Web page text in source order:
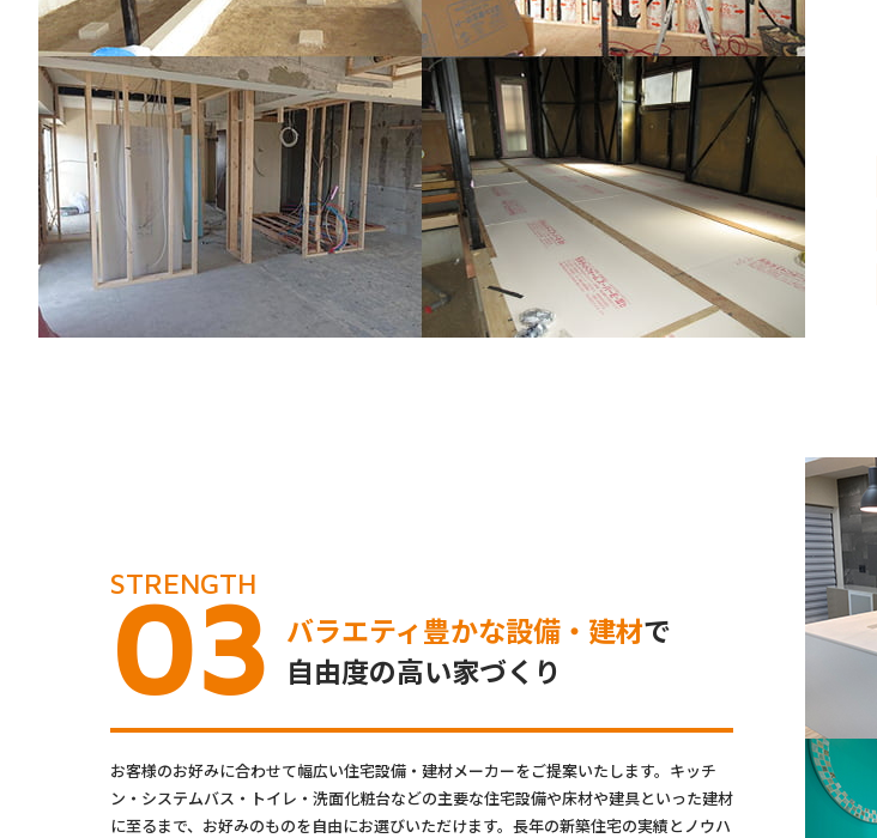
STRENGTH
03 バラエティ豊かな設備・建材で
自由度の高い家づくり
お客様のお好みに合わせて幅広い住宅設備・建材メーカーをご提案いたします。キッチ
ン・システムバス・トイレ・洗面化粧台などの主要な住宅設備や床材や建具といった建材
に至るまで、お好みのものを自由にお選びいただけます。長年の新築住宅の実績とノウハ